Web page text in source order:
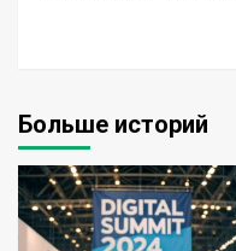
Больше историй